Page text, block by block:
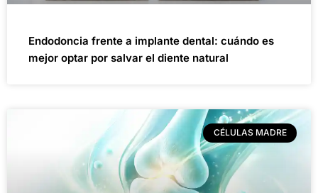
Endodoncia frente a implante dental: cuándo es
mejor optar por salvar el diente natural
CÉLULAS MADRE